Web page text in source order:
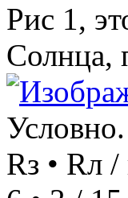
Рис 1,
Солнца,
Условно.
Rз • Rл